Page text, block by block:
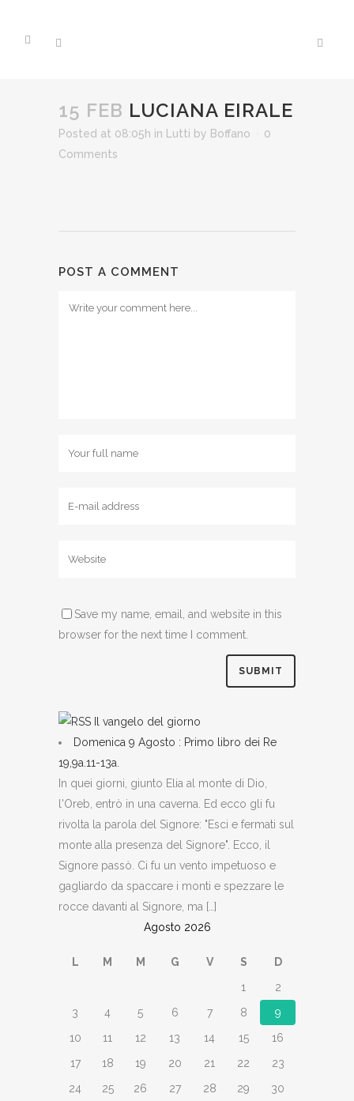
15 FEB LUCIANA EIRALE
Posted at 08:05h in Lutti by Boffano
0
Comments
POST A COMMENT
Save my name, email, and website in this
browser for the next time I comment.
Il vangelo del giorno
Domenica 9 Agosto : Primo libro dei Re
19,9a.11-13a.
In quei giorni, giunto Elia al monte di Dio,
l'Oreb, entrò in una caverna. Ed ecco gli fu
rivolta la parola del Signore: "Esci e fermati sul
monte alla presenza del Signore". Ecco, il
Signore passò. Ci fu un vento impetuoso e
gagliardo da spaccare i monti e spezzare le
rocce davanti al Signore, ma […]
Agosto 2026
L M M G V S
D
1
2
3
4 5 6 7 8
9
10
11 12 13 14 15
16
17
18 19 20 21 22
23
24
25 26 27 28 29
30